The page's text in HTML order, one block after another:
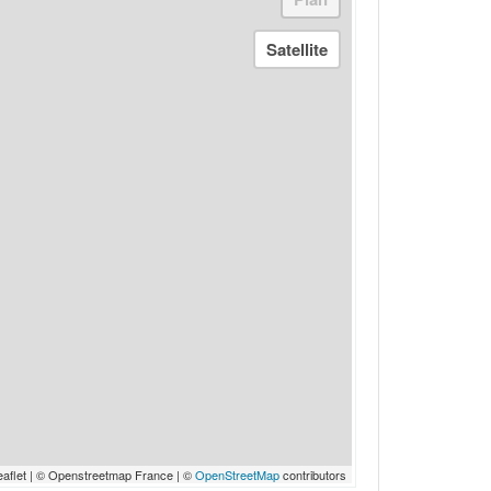
| © Openstreetmap France | ©OpenStreetMapcontributors